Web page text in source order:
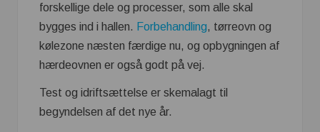
forskellige dele og processer, som alle skal
bygges ind i hallen. Forbehandling, tørreovn og
kølezone næsten færdige nu, og opbygningen af
hærdeovnen er også godt på vej.
Test og idriftsættelse er skemalagt til
begyndelsen af det nye år.